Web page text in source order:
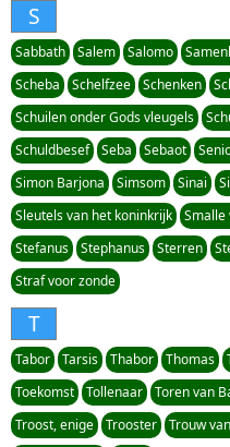
S
Sabbath Salem Salomo
Scheba
Schelfzee Schenken
Schuilen onder Gods vleugels
Schuldbesef
Seba Sebaot
Simon Barjona
Simsom Sinai
Sleutels van het koninkrijk
Smalle
Stefanus
Stephanus Sterren
Straf voor zonde
T
Tabor Tarsis Thabor Thomas
Toekomst
Tollenaar Toren van
Troost, enige
Trooster Trouw